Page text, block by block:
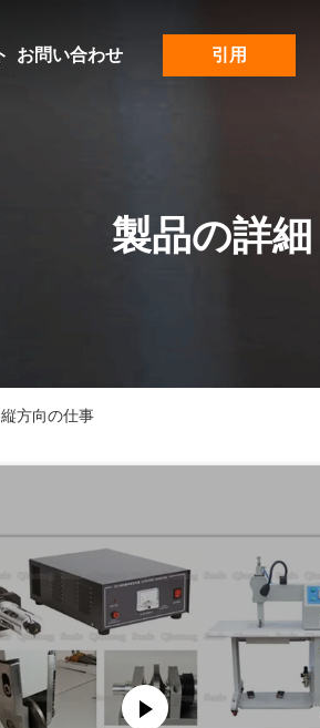
お問い合わせ 引用
製品の詳細
方向の仕事